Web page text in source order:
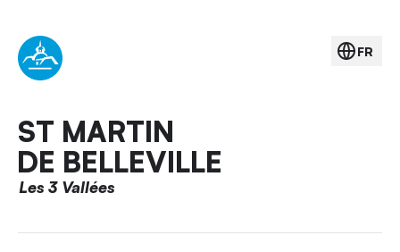
ST MARTIN
DE BELLEVILLE
Les 3 Vallées
FR